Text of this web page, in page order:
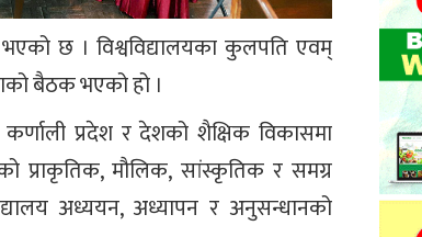
छ । विश्वविद्यालयका कुलपति एवम्
बैठक भएको हो ।
प्रदेश र देशको शैक्षिक विकासमा
प्राकृतिक, मौलिक, सांस्कृतिक र समग्र
अध्ययन, अध्यापन र अनुसन्धानको